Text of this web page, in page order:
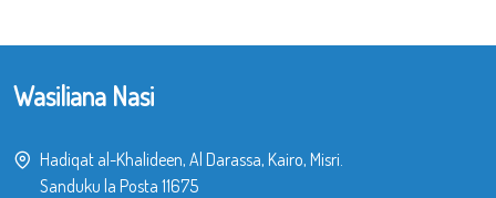
Wasiliana Nasi
Hadiqat al-Khalideen, Al Darassa, Kairo, Misri.
Sanduku la Posta 11675